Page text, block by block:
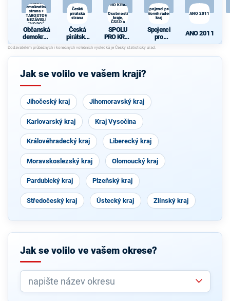
Občanská
demokratická
strana +
STAROSTOVÉ
A NEZÁVISLÍ a
VÝCHODOČEŠI
Občanská
demokrati
cká strana
+
STAROST
NEZÁVISL
VÝCHODO
ČEŠI
Česká
pirátská
strana
Česká
pirátská
strana
PRO KRAJ
-
Osobnosti
kraje,
ČSSD a
SPOLU
PRO KRAJ
-
Osobnosti
kraje,
Zelení
Spojenci pro
Královéhradecký
kraj
Spojenci
pro
Královéhra
decký kraj
ANO 2011
ANO 2011
Jak se volilo ve vašem kraji?
Jihočeský kraj Jihomoravský kraj
Karlovarský kraj Kraj Vysočina
Královéhradecký kraj Liberecký kraj
Moravskoslezský kraj Olomoucký kraj
Pardubický kraj Plzeňský kraj
Středočeský kraj Ústecký kraj Zlínský kraj
Jak se volilo ve vašem okrese?